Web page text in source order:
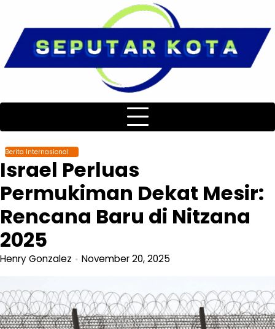
content
Berita Internasional
Israel Perluas
Permukiman Dekat Mesir:
Rencana Baru di Nitzana
2025
Henry Gonzalez November 20, 2025